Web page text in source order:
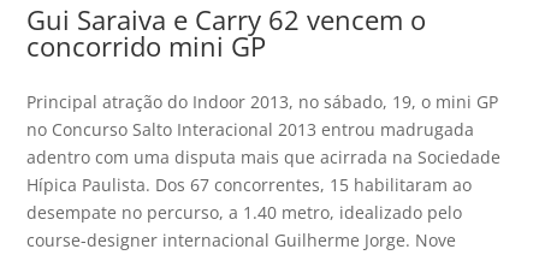
Gui Saraiva e Carry 62 vencem o
concorrido mini GP
Principal atração do Indoor 2013, no sábado, 19, o mini GP
no Concurso Salto Interacional 2013 entrou madrugada
adentro com uma disputa mais que acirrada na Sociedade
Hípica Paulista. Dos 67 concorrentes, 15 habilitaram ao
desempate no percurso, a 1.40 metro, idealizado pelo
course-designer internacional Guilherme Jorge. Nove